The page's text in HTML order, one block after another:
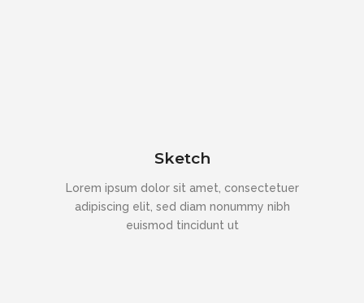
Sketch
Lorem ipsum dolor sit amet, consectetuer
adipiscing elit, sed diam nonummy nibh
euismod tincidunt ut